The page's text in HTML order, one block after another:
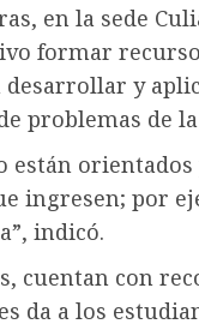
en la sede
formar
y
problemas de
están
ingresen; por
indicó.
cuentan con
da a los